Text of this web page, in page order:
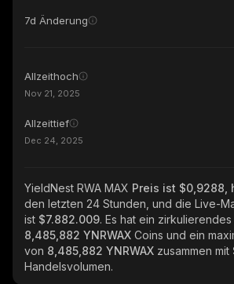
7d Änderung
Allzeithoch
Nov 21, 2025
Allzeittief
Dec 24, 2025
YieldNest RWA MAX Preis ist $0,9288,
den letzten 24 Stunden, und die Live-
ist $7.882.009. Es hat ein zirkulierendes
8,485,882 YNRWAX Coins und ein
von 8,485,882 YNRWAX zusammen mit
Handelsvolumen.